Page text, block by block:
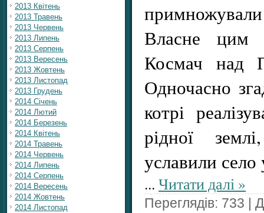
2013 Квітень
2013 Травень
2013 Червень
2013 Липень
2013 Серпень
2013 Вересень
2013 Жовтень
2013 Листопад
2013 Грудень
2014 Січень
2014 Лютий
2014 Березень
2014 Квітень
2014 Травень
2014 Червень
2014 Липень
2014 Серпень
2014 Вересень
2014 Жовтень
2014 Листопад
Власне цим
Космач над
Одночасно
котрі
рідної
уславили село
... Читати далі »
Переглядів: 733 |